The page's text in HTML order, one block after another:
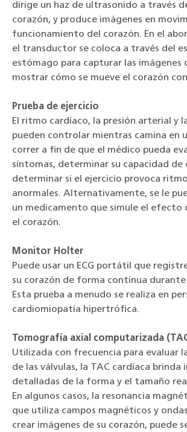
dirige un haz de ultrasonido a través
corazón, y produce imágenes en
funcionamiento del corazón. En el
el transductor se coloca a través del
estómago para capturar las imágenes
mostrar cómo se mueve el corazón
Prueba de ejercicio
El ritmo cardíaco, la presión arterial y
pueden controlar mientras camina en
correr a fin de que el médico pueda
síntomas, determinar su capacidad de
determinar si el ejercicio provoca
anormales. Alternativamente, se le
un medicamento que simule el efecto
el corazón.
Monitor Holter
Puede usar un ECG portátil que
su corazón de forma continua durante
Esta prueba a menudo se realiza en
cardiomiopatía hipertrófica.
Tomografía axial computarizada
Utilizada con frecuencia para evaluar
de las válvulas, la TAC cardíaca brinda
detalladas de la forma y el tamaño
En algunos casos, la resonancia
que utiliza campos magnéticos y
crear imágenes de su corazón, puede